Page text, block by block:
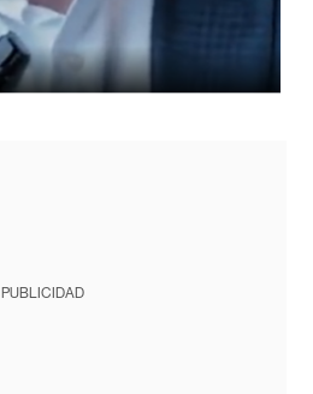
PUBLICIDAD